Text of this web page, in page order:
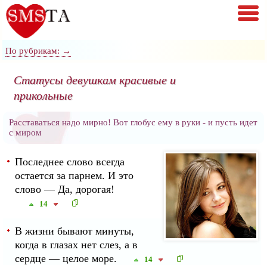
По рубрикам: →
Статусы девушкам красивые и
прикольные
Расставаться надо мирно! Вот глобус ему в руки - и пусть идет
с миром
Последнее слово всегда
остается за парнем. И это
слово — Да, дорогая!
14
В жизни бывают минуты,
когда в глазах нет слез, а в
сердце — целое море.
14